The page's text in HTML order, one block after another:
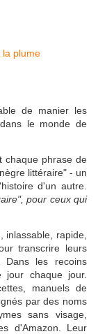
de manier les
le monde de
chaque phrase de
littéraire" - un
d'un autre.
pour ceux qui
inlassable, rapide,
transcrire leurs
Dans les recoins
chaque jour.
manuels de
par des noms
sans visage,
d'Amazon. Leur